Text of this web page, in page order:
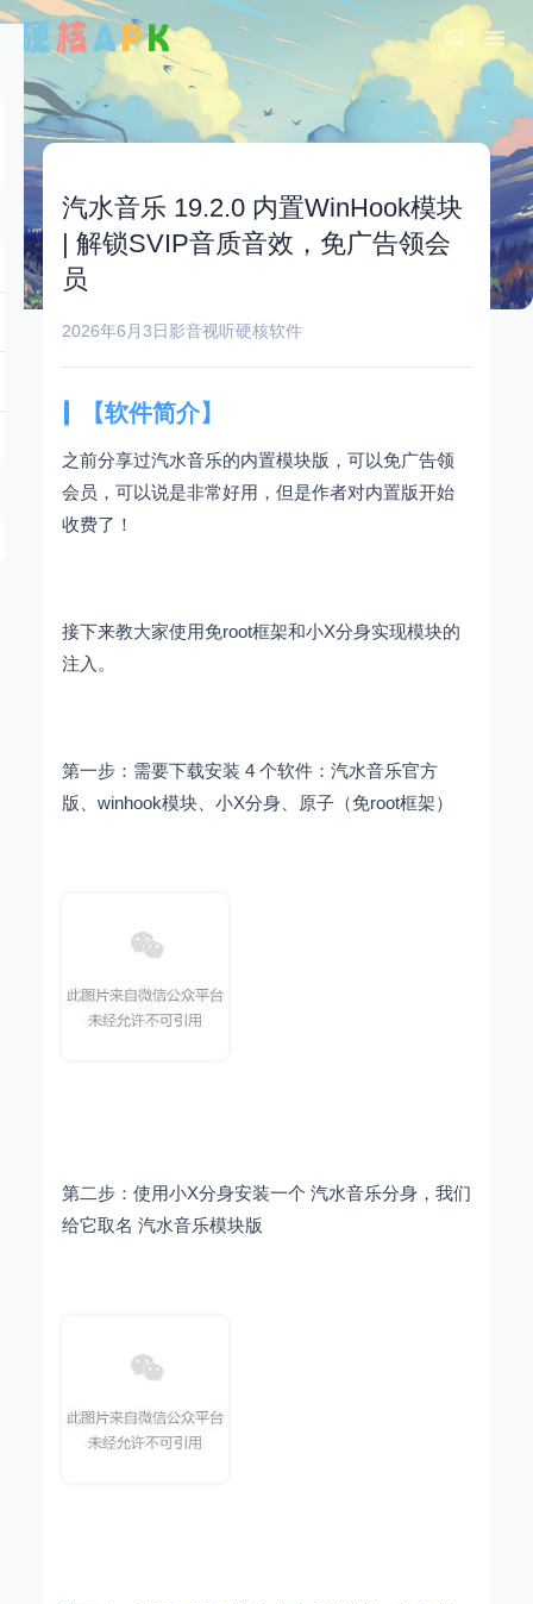
汽水音乐 19.2.0 内置WinHook模块
| 解锁SVIP音质音效，免广告领会
员
2026年6月3日影音视听硬核软件
【软件简介】
之前分享过汽水音乐的内置模块版，可以免广告领
会员，可以说是非常好用，但是作者对内置版开始
收费了！
接下来教大家使用免root框架和小X分身实现模块的
注入。
第一步：需要下载安装 4 个软件：汽水音乐官方
版、winhook模块、小X分身、原子（免root框架）
第二步：使用小X分身安装一个 汽水音乐分身，我们
给它取名 汽水音乐模块版